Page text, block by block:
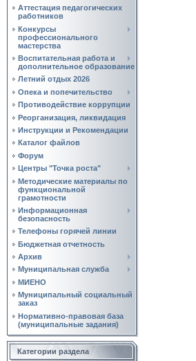
Аттестация педагогических
работников
Конкурсы
профессионального
мастерства
Воспитательная работа и
дополнительное образование
Летний отдых 2026
Опека и попечительство
Противодействие коррупции
Реорганизация, ликвидация
Инструкции и Рекомендации
Каталог файлов
Форум
Центры "Точка роста"
Методические материалы по
функциональной
грамотности
Информационная
безопасность
Телефоны горячей линии
Бюджетная отчетность
Архив
Муниципальная служба
МИЕНО
Муниципальный социальный
заказ
Нормативно‑правовая база
(муниципальные задания)
Категории раздела